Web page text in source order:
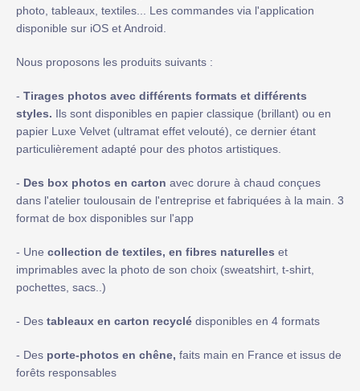
photo, tableaux, textiles... Les commandes via l'application
disponible sur iOS et Android.
Nous proposons les produits suivants :
- Tirages photos avec différents formats et différents
styles. Ils sont disponibles en papier classique (brillant) ou en
papier Luxe Velvet (ultramat effet velouté), ce dernier étant
particulièrement adapté pour des photos artistiques.
- Des box photos en carton avec dorure à chaud conçues
dans l'atelier toulousain de l'entreprise et fabriquées à la main. 3
format de box disponibles sur l'app
- Une collection de textiles, en fibres naturelles et
imprimables avec la photo de son choix (sweatshirt, t-shirt,
pochettes, sacs..)
- Des tableaux en carton recyclé disponibles en 4 formats
- Des porte-photos en chêne, faits main en France et issus de
forêts responsables